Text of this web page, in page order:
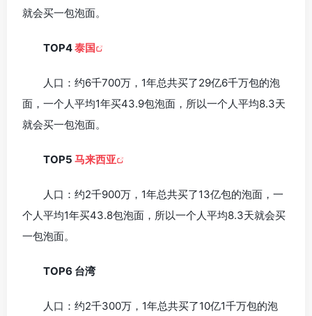
就会买一包泡面。
TOP4泰国
人口：约6千700万，1年总共买了29亿6千万包的泡
面，一个人平均1年买43.9包泡面，所以一个人平均8.3天
就会买一包泡面。
TOP5 马来西亚
人口：约2千900万，1年总共买了13亿包的泡面，一
个人平均1年买43.8包泡面，所以一个人平均8.3天就会买
一包泡面。
TOP6 台湾
人口：约2千300万，1年总共买了10亿1千万包的泡